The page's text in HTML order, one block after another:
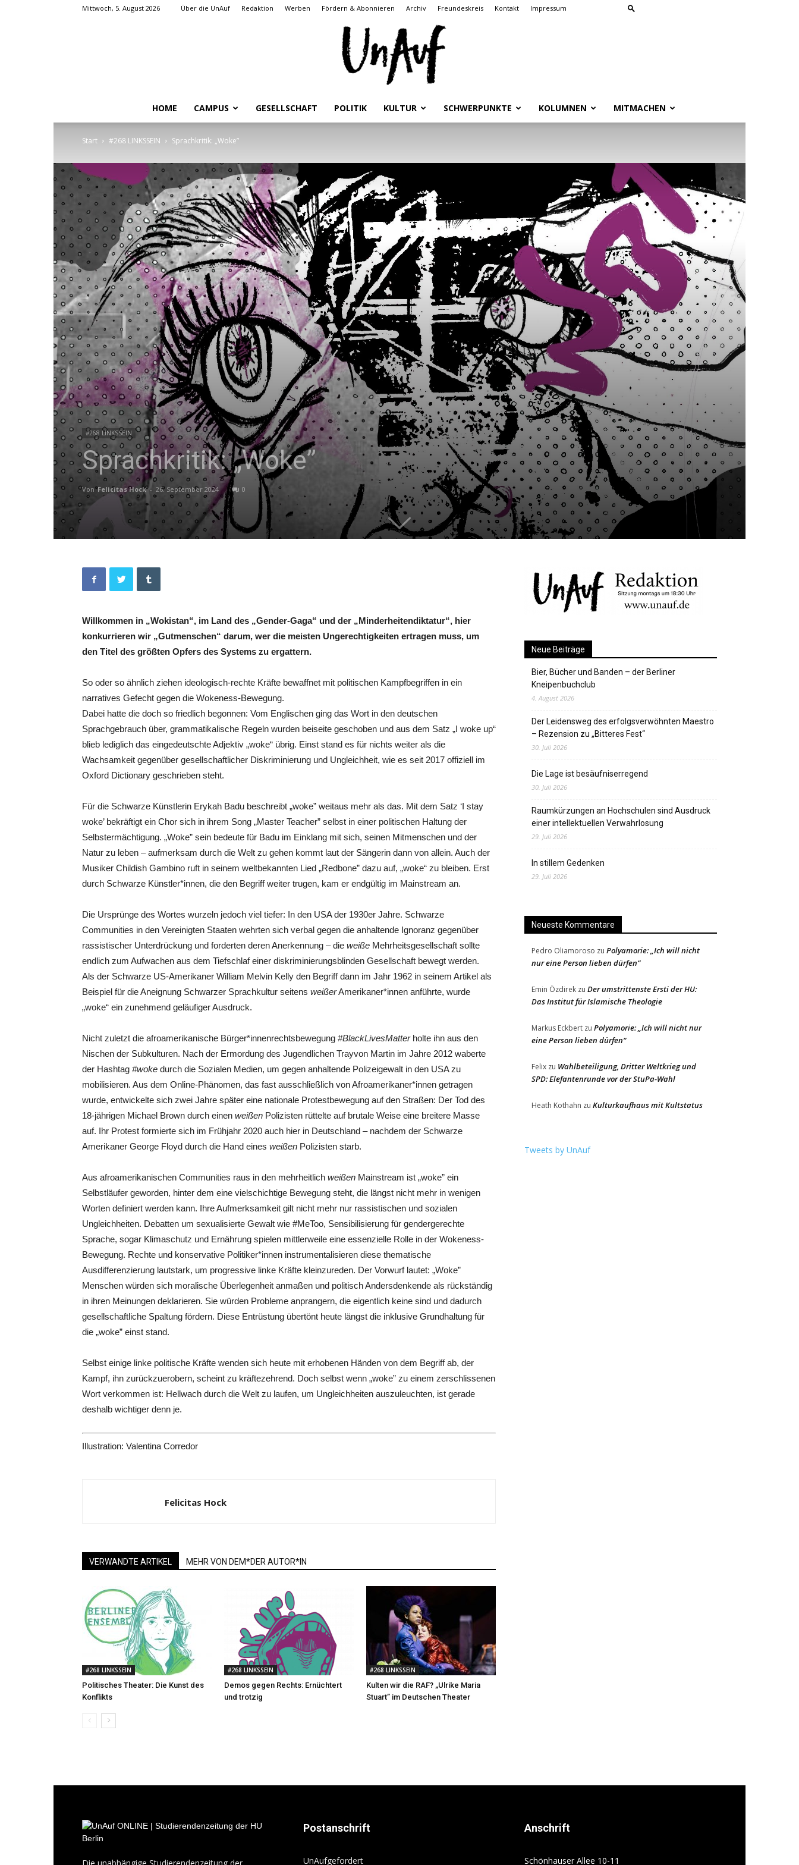
Mittwoch, 5. August 2026 Über die UnAuf Redaktion Werben Fördern & Abonnieren Archiv Freundeskreis Kontakt Impressum
ONLINE
Studierendenzeitung
der
HU
HOME CAMPUS GESELLSCHAFT POLITIK KULTUR SCHWERPUNKTE KOLUMNEN MITMACHEN
Start #268 LINKSSEIN Sprachkritik: „Woke”
#268 LINKSSEIN
Sprachkritik: „Woke”
Von Felicitas Hock - 26. September 2024 0
Willkommen in „Wokistan“, im Land des „Gender-Gaga“ und der „Minderheitendiktatur“, hier
konkurrieren wir „Gutmenschen“ darum, wer die meisten Ungerechtigkeiten ertragen muss, um
den Titel des größten Opfers des Systems zu ergattern.
So oder so ähnlich ziehen ideologisch-rechte Kräfte bewaffnet mit politischen Kampfbegriffen in ein
narratives Gefecht gegen die Wokeness-Bewegung.
Dabei hatte die doch so friedlich begonnen: Vom Englischen ging das Wort in den deutschen
Sprachgebrauch über, grammatikalische Regeln wurden beiseite geschoben und aus dem Satz „I woke up“
blieb lediglich das eingedeutschte Adjektiv „woke“ übrig. Einst stand es für nichts weiter als die
Wachsamkeit gegenüber gesellschaftlicher Diskriminierung und Ungleichheit, wie es seit 2017 offiziell im
Oxford Dictionary geschrieben steht.
Für die Schwarze Künstlerin Erykah Badu beschreibt „woke” weitaus mehr als das. Mit dem Satz ‘I stay
woke’ bekräftigt ein Chor sich in ihrem Song „Master Teacher” selbst in einer politischen Haltung der
Selbstermächtigung. „Woke” sein bedeute für Badu im Einklang mit sich, seinen Mitmenschen und der
Natur zu leben – aufmerksam durch die Welt zu gehen kommt laut der Sängerin dann von allein. Auch der
Musiker Childish Gambino ruft in seinem weltbekannten Lied „Redbone” dazu auf, „woke“ zu bleiben. Erst
durch Schwarze Künstler*innen, die den Begriff weiter trugen, kam er endgültig im Mainstream an.
Die Ursprünge des Wortes wurzeln jedoch viel tiefer: In den USA der 1930er Jahre. Schwarze
Communities in den Vereinigten Staaten wehrten sich verbal gegen die anhaltende Ignoranz gegenüber
rassistischer Unterdrückung und forderten deren Anerkennung – die weiße Mehrheitsgesellschaft sollte
endlich zum Aufwachen aus dem Tiefschlaf einer diskriminierungsblinden Gesellschaft bewegt werden.
Als der Schwarze US-Amerikaner William Melvin Kelly den Begriff dann im Jahr 1962 in seinem Artikel als
Beispiel für die Aneignung Schwarzer Sprachkultur seitens weißerAmerikaner*innen anführte, wurde
„woke“ ein zunehmend geläufiger Ausdruck.
Nicht zuletzt die afroamerikanische Bürger*innenrechtsbewegung #BlackLivesMatterholte ihn aus den
Nischen der Subkulturen. Nach der Ermordung des Jugendlichen Trayvon Martin im Jahre 2012 waberte
der Hashtag #woke durch die Sozialen Medien, um gegen anhaltende Polizeigewalt in den USA zu
mobilisieren. Aus dem Online-Phänomen, das fast ausschließlich von Afroamerikaner*innen getragen
wurde, entwickelte sich zwei Jahre später eine nationale Protestbewegung auf den Straßen: Der Tod des
18-jährigen Michael Brown durch einen weißen Polizisten rüttelte auf brutale Weise eine breitere Masse
auf. Ihr Protest formierte sich im Frühjahr 2020 auch hier in Deutschland – nachdem der Schwarze
Amerikaner George Floyd durch die Hand eines weißen Polizisten starb.
Aus afroamerikanischen Communities raus in den mehrheitlich weißen Mainstream ist „woke” ein
Selbstläufer geworden, hinter dem eine vielschichtige Bewegung steht, die längst nicht mehr in wenigen
Worten definiert werden kann. Ihre Aufmerksamkeit gilt nicht mehr nur rassistischen und sozialen
Ungleichheiten. Debatten um sexualisierte Gewalt wie #MeToo, Sensibilisierung für gendergerechte
Sprache, sogar Klimaschutz und Ernährung spielen mittlerweile eine essenzielle Rolle in der Wokeness-
Bewegung. Rechte und konservative Politiker*innen instrumentalisieren diese thematische
Ausdifferenzierung lautstark, um progressive linke Kräfte kleinzureden. Der Vorwurf lautet: „Woke”
Menschen würden sich moralische Überlegenheit anmaßen und politisch Andersdenkende als rückständig
in ihren Meinungen deklarieren. Sie würden Probleme anprangern, die eigentlich keine sind und dadurch
gesellschaftliche Spaltung fördern. Diese Entrüstung übertönt heute längst die inklusive Grundhaltung für
die „woke” einst stand.
Selbst einige linke politische Kräfte wenden sich heute mit erhobenen Händen von dem Begriff ab, der
Kampf, ihn zurückzuerobern, scheint zu kräftezehrend. Doch selbst wenn „woke” zu einem zerschlissenen
Wort verkommen ist: Hellwach durch die Welt zu laufen, um Ungleichheiten auszuleuchten, ist gerade
deshalb wichtiger denn je.
Illustration: Valentina Corredor
Felicitas Hock
VERWANDTE ARTIKEL MEHR VON DEM*DER AUTOR*IN
#268 LINKSSEIN
Politisches Theater: Die Kunst des
Konflikts
#268 LINKSSEIN
Demos gegen Rechts: Ernüchtert
und trotzig
#268 LINKSSEIN
Kulten wir die RAF? „Ulrike Maria
Stuart” im Deutschen Theater
Neue Beiträge
Bier, Bücher und Banden – der Berliner
Kneipenbuchclub
4. August 2026
Der Leidensweg des erfolgsverwöhnten Maestro
– Rezension zu „Bitteres Fest“
30. Juli 2026
Die Lage ist besäufniserregend
30. Juli 2026
Raumkürzungen an Hochschulen sind Ausdruck
einer intellektuellen Verwahrlosung
29. Juli 2026
In stillem Gedenken
29. Juli 2026
Neueste Kommentare
Pedro Oliamoroso zu Polyamorie: „Ich will nicht
nur eine Person lieben dürfen“
Emin Özdirek zu Der umstrittenste Ersti der HU:
Das Institut für Islamische Theologie
Markus Eckbert zu Polyamorie: „Ich will nicht nur
eine Person lieben dürfen“
Felix zu Wahlbeteiligung, Dritter Weltkrieg und
SPD: Elefantenrunde vor der StuPa-Wahl
Heath Kothahn zu Kulturkaufhaus mit Kultstatus
Tweets by UnAuf
Die unabhängige Studierendenzeitung der
Postanschrift
UnAufgefordert
Anschrift
Schönhauser Allee 10-11